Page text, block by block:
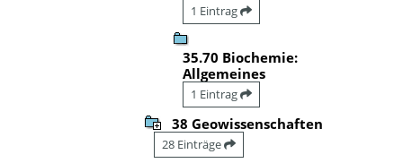
1 Eintrag
35.70 Biochemie:
Allgemeines
1 Eintrag
38 Geowissenschaften
28 Einträge